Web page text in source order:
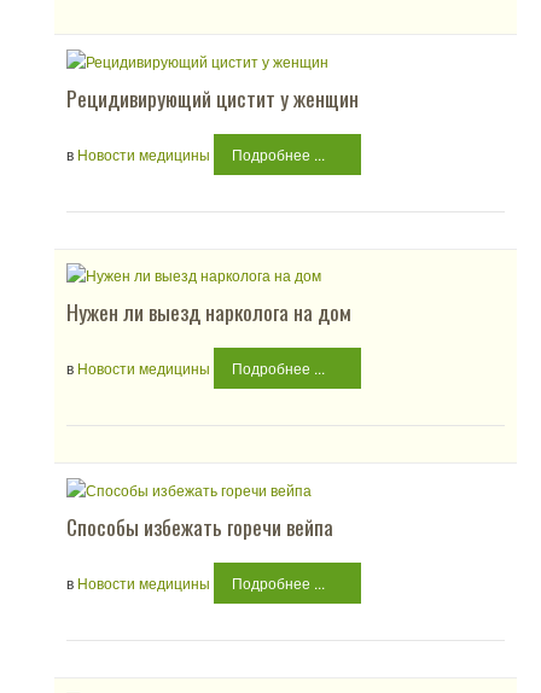
Рецидивирующий цистит у женщин
в Новости медицины Подробнее ...
Нужен ли выезд нарколога на дом
в Новости медицины Подробнее ...
Способы избежать горечи вейпа
в Новости медицины Подробнее ...